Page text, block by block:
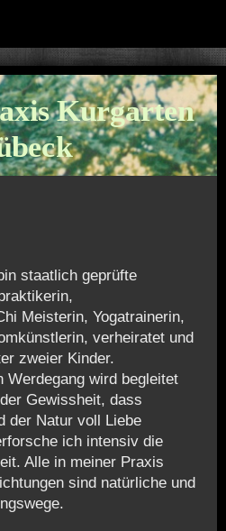
Kurgarten
staatlich geprüfte
Meisterin, Yogatrainerin,
verheiratet und
zweier Kinder.
Werdegang wird begleitet
Gewissheit, dass
der Natur voll Liebe
ich intensiv die
Alle in meiner Praxis
sind natürliche und